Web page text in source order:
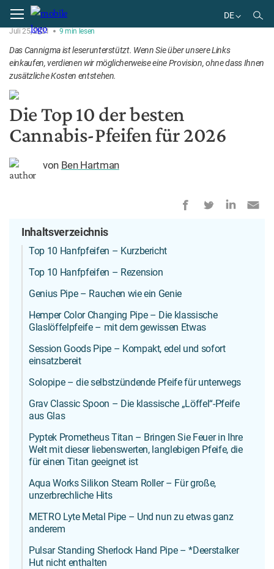
DE
Home Picks
Juli 25, 2021 9 min lesen
Das Cannigma ist leserunterstützt. Wenn Sie über unsere Links
einkaufen, verdienen wir möglicherweise eine Provision, ohne dass Ihnen
zusätzliche Kosten entstehen.
Die Top 10 der besten
Cannabis-Pfeifen für 2026
von Ben Hartman
Inhaltsverzeichnis
Top 10 Hanfpfeifen – Kurzbericht
Top 10 Hanfpfeifen – Rezension
Genius Pipe – Rauchen wie ein Genie
Hemper Color Changing Pipe – Die klassische
Glaslöffelpfeife – mit dem gewissen Etwas
Session Goods Pipe – Kompakt, edel und sofort
einsatzbereit
Solopipe – die selbstzündende Pfeife für unterwegs
Grav Classic Spoon – Die klassische „Löffel“-Pfeife
aus Glas
Pyptek Prometheus Titan – Bringen Sie Feuer in Ihre
Welt mit dieser liebenswerten, langlebigen Pfeife, die
für einen Titan geeignet ist
Aqua Works Silikon Steam Roller – Für große,
unzerbrechliche Hits
METRO Lyte Metal Pipe – Und nun zu etwas ganz
anderem
Pulsar Standing Sherlock Hand Pipe – *Deerstalker
Hut nicht enthalten